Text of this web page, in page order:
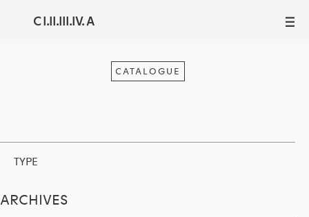
C I.II.III.IV. A III
CATALOGUE
TYPE
ARCHIVES